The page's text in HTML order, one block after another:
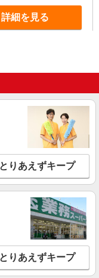
詳細を見る
給
イク通勤OK
詳細を見る
給
詳細を見る
とりあえずキープ
とりあえずキープ